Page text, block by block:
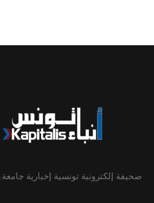
صحيفة إلكترونية تونسية إخبارية جامعة.